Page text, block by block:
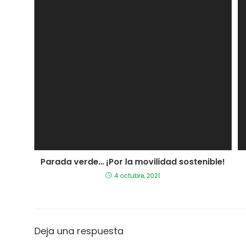
Parada verde… ¡Por la movilidad sostenible!
4 octubre, 2021
Deja una respuesta